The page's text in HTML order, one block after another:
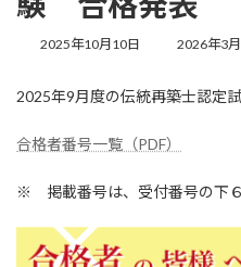
2025年10月10日
最
新
2026年3
2025年9月度の伝統再築士認定
合格者番号一覧（PDF）
※ 掲載番号は、受付番号の下６